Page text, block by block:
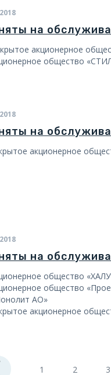
2018
на
акционерное
общество
2018
на
акционерное
2018
на
общество
общество
АО»
акционерное
1 2 3